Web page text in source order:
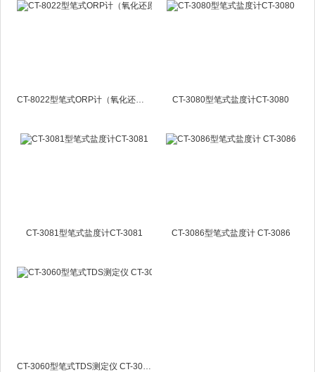
CT-8022型笔式ORP计（氧化还原电位）CT-8022 CT-3080型笔式盐度计CT-3080
CT-3081型笔式盐度计CT-3081 CT-3086型笔式盐度计 CT-3086
CT-3060型笔式TDS测定仪 CT-3060